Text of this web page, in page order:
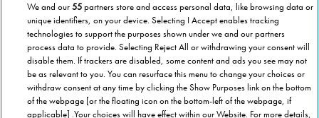
A Stannah nasceu pelas mãos de Joseph
Stannah, há quase 150 anos.
Ao longo destes anos, o nosso esforço e
dedicação no desenvolvimento das melhores
soluções de mercado na área da mobilidade
We and our55partners store and access personal data, like browsing data or
unique identifiers, on your device. Selecting I Accept enables tracking
technologies to support the purposes shown under we and our partners
process data to provide. Selecting Reject All or withdrawing your consent will
disable them. If trackers are disabled, some content and ads you see may not
be as relevant to you. You can resurface this menu to change your choices or
withdraw consent at any time by clicking the Show Purposes link on the bottom
of the webpage [or the floating icon on the bottom-left of the webpage, if
applicable] .Your choices will have effect within our Website. For more details,